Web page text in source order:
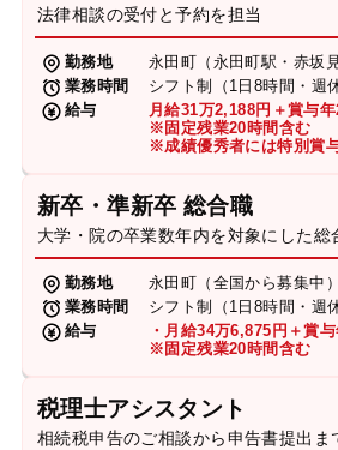
法律相談の受付と予約を担当
勤務地
永田町（永田町駅・赤坂
業務時間
シフト制（1日8時間・週
給与
月給31万2,188円＋賞与年
※固定残業20時間含む
※成績優秀者には特別賞
新卒・準新卒 総合職
大学・院の卒業数年内を対象にした総
勤務地
永田町（全国から募集中）
業務時間
シフト制（1日8時間・週
給与
・月給34万6,875円＋賞与
※固定残業20時間含む
税理士アシスタント
相続税申告のご相談から申告書提出ま